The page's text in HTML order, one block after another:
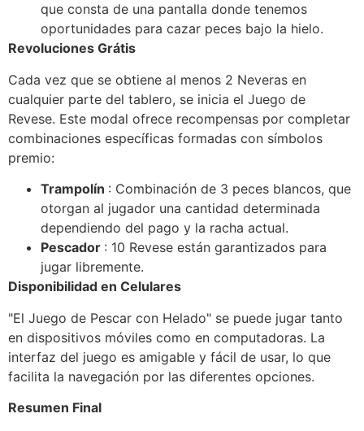
que consta de una pantalla donde tenemos
oportunidades para cazar peces bajo la hielo.
Revoluciones Grátis
Cada vez que se obtiene al menos 2 Neveras en
cualquier parte del tablero, se inicia el Juego de
Revese. Este modal ofrece recompensas por completar
combinaciones específicas formadas con símbolos
premio:
Trampolín : Combinación de 3 peces blancos, que
otorgan al jugador una cantidad determinada
dependiendo del pago y la racha actual.
Pescador : 10 Revese están garantizados para
jugar libremente.
Disponibilidad en Celulares
"El Juego de Pescar con Helado" se puede jugar tanto
en dispositivos móviles como en computadoras. La
interfaz del juego es amigable y fácil de usar, lo que
facilita la navegación por las diferentes opciones.
Resumen Final